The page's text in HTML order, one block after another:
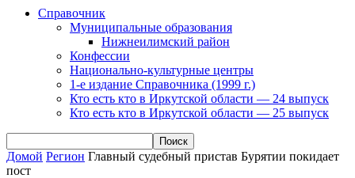
Справочник
Муниципальные образования
Нижнеилимский район
Конфессии
Национально-культурные центры
1-е издание Справочника (1999 г.)
Кто есть кто в Иркутской области — 24 выпуск
Кто есть кто в Иркутской области — 25 выпуск
Домой Регион Главный судебный пристав Бурятии покидает
пост